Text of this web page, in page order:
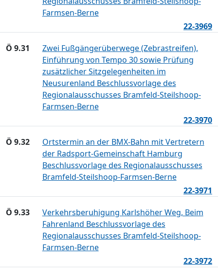
Farmsen-Berne
22-3969
Ö 9.31
Zwei Fußgängerüberwege (Zebrastreifen),
Einführung von Tempo 30 sowie Prüfung
zusätzlicher Sitzgelegenheiten im
Neusurenland Beschlussvorlage des
Regionalausschusses Bramfeld-Steilshoop-
Farmsen-Berne
22-3970
Ö 9.32
Ortstermin an der BMX-Bahn mit Vertretern
der Radsport-Gemeinschaft Hamburg
Beschlussvorlage des Regionalausschusses
Bramfeld-Steilshoop-Farmsen-Berne
22-3971
Ö 9.33
Verkehrsberuhigung Karlshöher Weg, Beim
Fahrenland Beschlussvorlage des
Regionalausschusses Bramfeld-Steilshoop-
Farmsen-Berne
22-3972